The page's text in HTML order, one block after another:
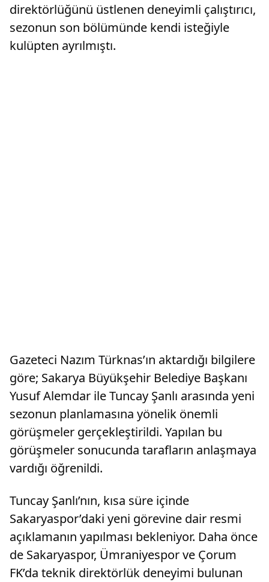
direktörlüğünü üstlenen deneyimli çalıştırıcı,
sezonun son bölümünde kendi isteğiyle
kulüpten ayrılmıştı.
Gazeteci Nazım Türknas’ın aktardığı bilgilere
göre; Sakarya Büyükşehir Belediye Başkanı
Yusuf Alemdar ile Tuncay Şanlı arasında yeni
sezonun planlamasına yönelik önemli
görüşmeler gerçekleştirildi. Yapılan bu
görüşmeler sonucunda tarafların anlaşmaya
vardığı öğrenildi.
Tuncay Şanlı’nın, kısa süre içinde
Sakaryaspor’daki yeni görevine dair resmi
açıklamanın yapılması bekleniyor. Daha önce
de Sakaryaspor, Ümraniyespor ve Çorum
FK’da teknik direktörlük deneyimi bulunan